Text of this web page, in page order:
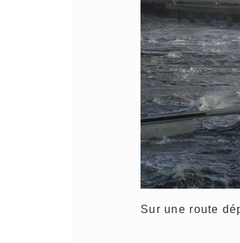
Sur une route